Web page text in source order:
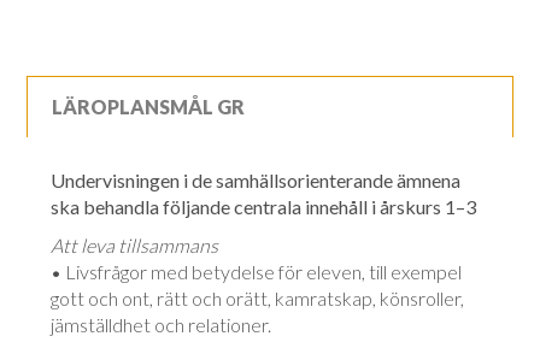
LÄROPLANSMÅL GR
Undervisningen i de samhällsorienterande ämnena
ska behandla följande centrala innehåll i årskurs 1–3
Att leva tillsammans
• Livsfrågor med betydelse för eleven, till exempel
gott och ont, rätt och orätt, kamratskap, könsroller,
jämställdhet och relationer.